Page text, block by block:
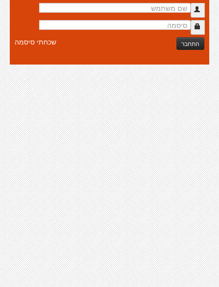
התחבר שכחתי סיסמה